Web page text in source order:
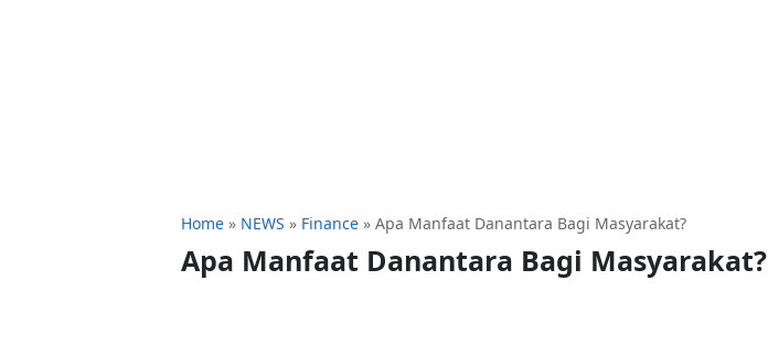
Home » NEWS » Finance » Apa Manfaat Danantara Bagi Masyarakat?
Apa Manfaat Danantara Bagi Masyarakat?